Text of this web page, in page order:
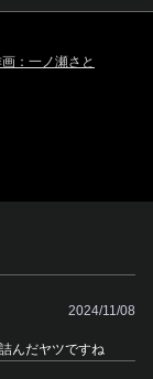
：一ノ瀬さと
2024/11/08
んだヤツですね